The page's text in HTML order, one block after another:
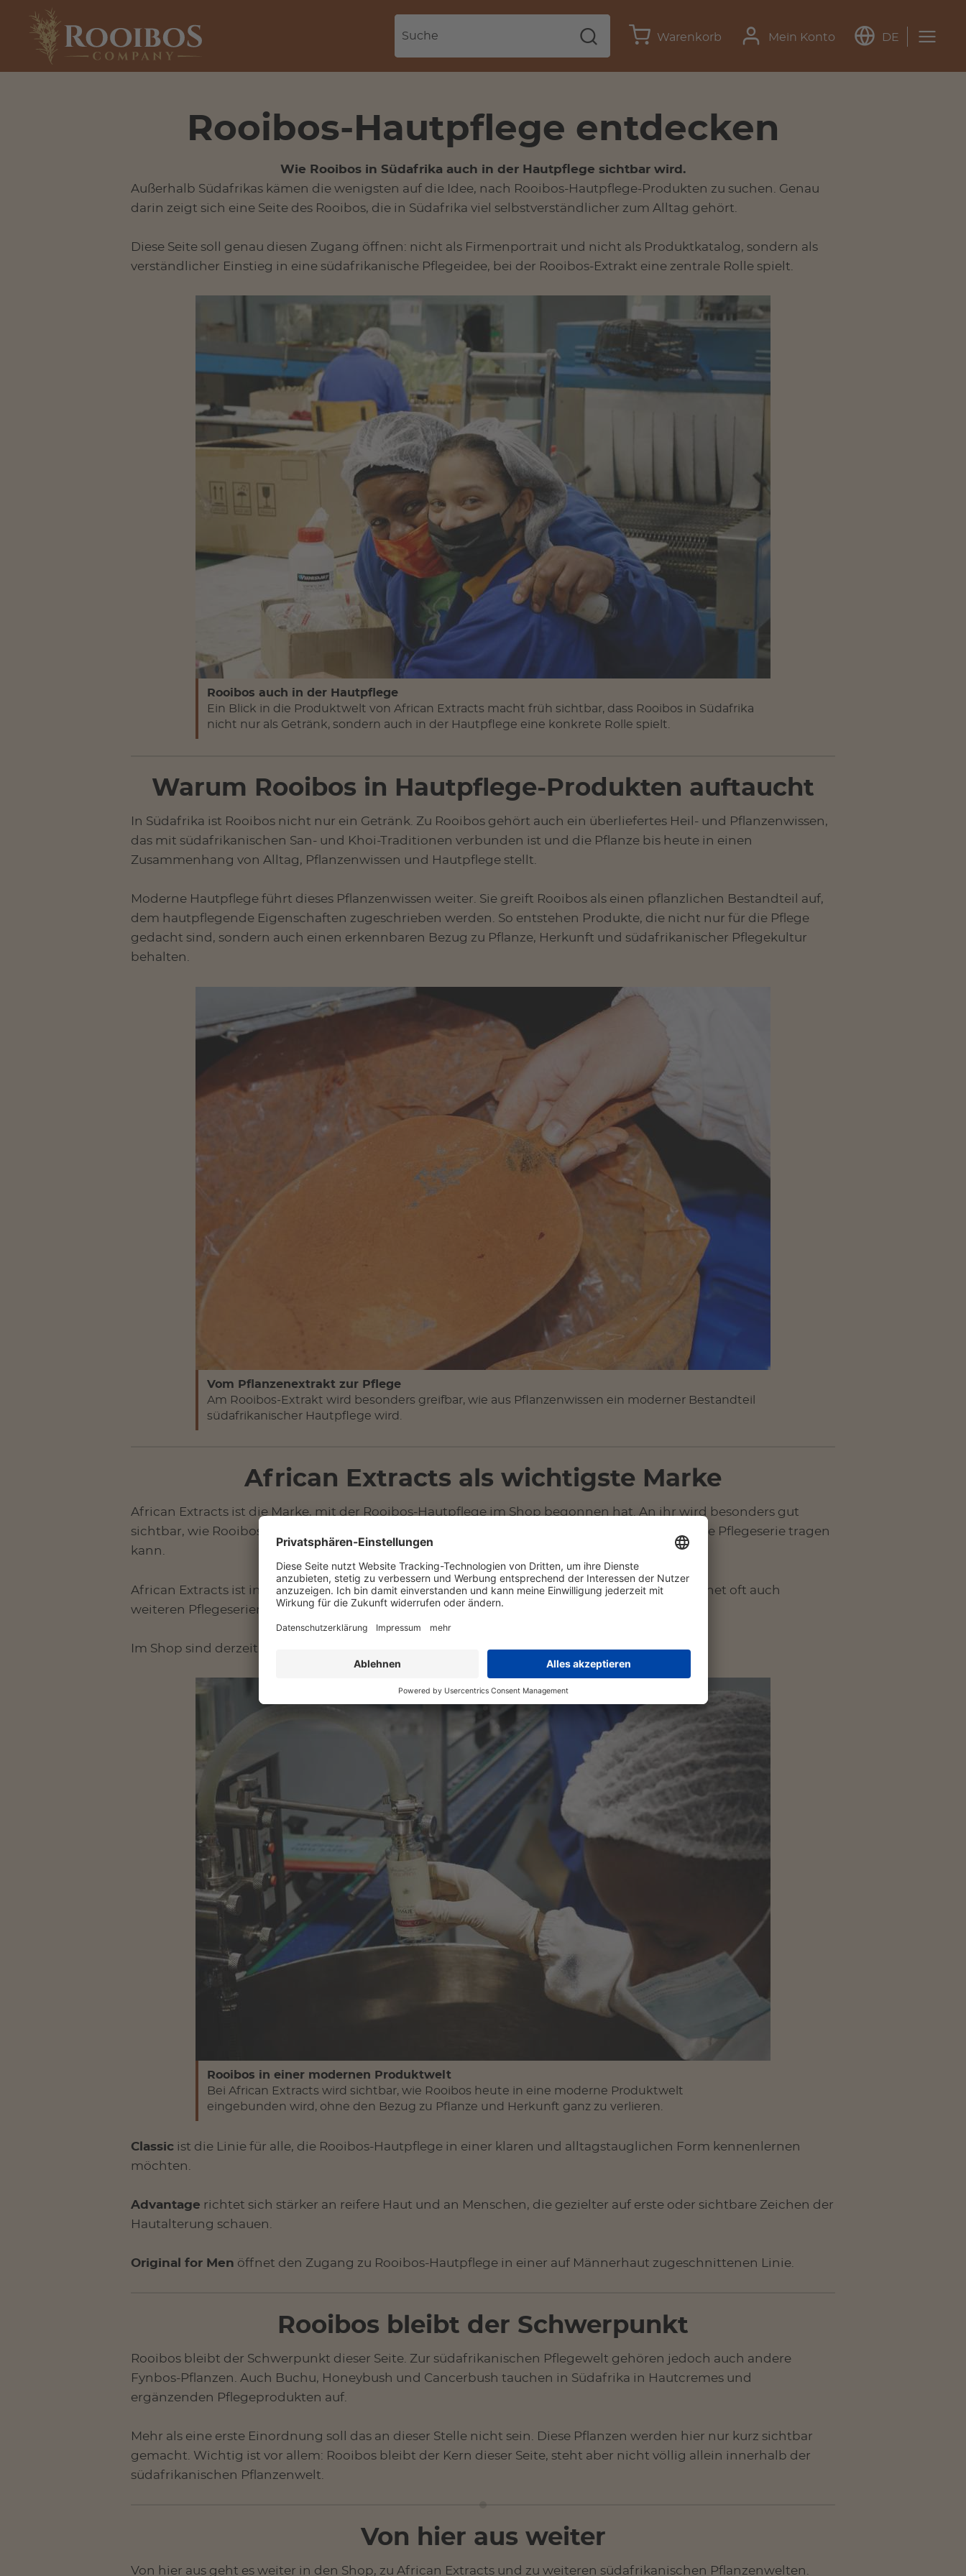
Warenkorb Mein Konto DE
Rooibos-Hautpflege entdecken
Wie Rooibos in Südafrika auch in der Hautpflege sichtbar wird.
Außerhalb Südafrikas kämen die wenigsten auf die Idee, nach Rooibos-Hautpflege-Produkten zu suchen. Genau
darin zeigt sich eine Seite des Rooibos, die in Südafrika viel selbstverständlicher zum Alltag gehört.
Diese Seite soll genau diesen Zugang öffnen: nicht als Firmenportrait und nicht als Produktkatalog, sondern als
verständlicher Einstieg in eine südafrikanische Pflegeidee, bei der Rooibos-Extrakt eine zentrale Rolle spielt.
Rooibos auch in der Hautpflege
Ein Blick in die Produktwelt von African Extracts macht früh sichtbar, dass Rooibos in Südafrika
nicht nur als Getränk, sondern auch in der Hautpflege eine konkrete Rolle spielt.
Warum Rooibos in Hautpflege-Produkten auftaucht
In Südafrika ist Rooibos nicht nur ein Getränk. Zu Rooibos gehört auch ein überliefertes Heil- und Pflanzenwissen,
das mit südafrikanischen San- und Khoi-Traditionen verbunden ist und die Pflanze bis heute in einen
Zusammenhang von Alltag, Pflanzenwissen und Hautpflege stellt.
Moderne Hautpflege führt dieses Pflanzenwissen weiter. Sie greift Rooibos als einen pflanzlichen Bestandteil auf,
dem hautpflegende Eigenschaften zugeschrieben werden. So entstehen Produkte, die nicht nur für die Pflege
gedacht sind, sondern auch einen erkennbaren Bezug zu Pflanze, Herkunft und südafrikanischer Pflegekultur
behalten.
Vom Pflanzenextrakt zur Pflege
Am Rooibos-Extrakt wird besonders greifbar, wie aus Pflanzenwissen ein moderner Bestandteil
südafrikanischer Hautpflege wird.
African Extracts als wichtigste Marke
African Extracts ist die Marke, mit der Rooibos-Hautpflege im Shop begonnen hat. An ihr wird besonders gut
sichtbar, wie Rooibos-Extrakt nicht nur in einzelnen Produkten vorkommt, sondern eine ganze Pflegeserie tragen
kann.
African Extracts ist in Südafrika noch breiter aufgestellt. Wer die Marke von dort kennt, begegnet oft auch
weiteren Pflegeserien wie Purifying, Radiance oder Hydrofirm.
Im Shop sind derzeit die Pflegeserien Classic, Advantage und Original for Men verfügbar.
Rooibos in einer modernen Produktwelt
Bei African Extracts wird sichtbar, wie Rooibos heute in eine moderne Produktwelt
eingebunden wird, ohne den Bezug zu Pflanze und Herkunft ganz zu verlieren.
Classic ist die Linie für alle, die Rooibos-Hautpflege in einer klaren und alltagstauglichen Form kennenlernen
möchten.
Advantage richtet sich stärker an reifere Haut und an Menschen, die gezielter auf erste oder sichtbare Zeichen der
Hautalterung schauen.
Original for Men öffnet den Zugang zu Rooibos-Hautpflege in einer auf Männerhaut zugeschnittenen Linie.
Rooibos bleibt der Schwerpunkt
Rooibos bleibt der Schwerpunkt dieser Seite. Zur südafrikanischen Pflegewelt gehören jedoch auch andere
Fynbos-Pflanzen. Auch Buchu, Honeybush und Cancerbush tauchen in Südafrika in Hautcremes und
ergänzenden Pflegeprodukten auf.
Mehr als eine erste Einordnung soll das an dieser Stelle nicht sein. Diese Pflanzen werden hier nur kurz sichtbar
gemacht. Wichtig ist vor allem: Rooibos bleibt der Kern dieser Seite, steht aber nicht völlig allein innerhalb der
südafrikanischen Pflanzenwelt.
Von hier aus weiter
Von hier aus geht es weiter in den Shop, zu African Extracts und zu weiteren südafrikanischen Pflanzenwelten.